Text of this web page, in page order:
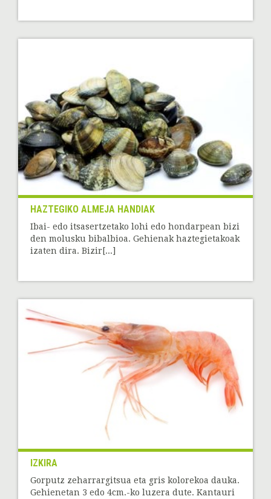
HAZTEGIKO ALMEJA HANDIAK
Ibai- edo itsasertzetako lohi edo hondarpean bizi
den molusku bibalbioa. Gehienak haztegietakoak
izaten dira. Bizir[...]
IZKIRA
Gorputz zeharrargitsua eta gris kolorekoa dauka.
Gehienetan 3 edo 4cm.-ko luzera dute. Kantauri